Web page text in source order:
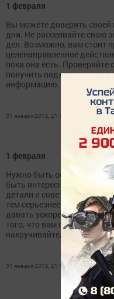
1 февраля
Вы можете доверять своей
дня. Не рассеивайте свою
дел. Возможно, вам стоит
целенаправленное
пока она есть.
получить подходящую
информацию. Кроме
31 января 2015, 21:16
1 февраля
Нужно быть осторожнее
быть интересные, но
детали и советоваться со
тем серьезнее можно
давать ускорения. Не
того, что вам пытаются
накручивайте, но
31 января 2015, 21:15